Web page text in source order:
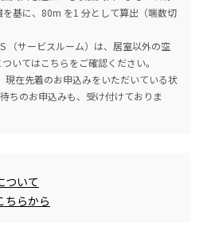
基に、80m を1 分として算出（端数切
（サービスルーム）は、居室以外の空
いてはこちらをご確認ください。
現在先着のお申込みをいただいている状
ちのお申込みも、受け付けておりま
ついて
ちらから